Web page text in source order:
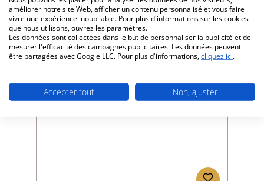
Prix régulier :
78,92 €
Disponible, délai de livraison : 4-6 jours
Détails
Seul 3 disponible
améliorer notre site Web, afficher un contenu personnalisé et vous faire
vivre une expérience inoubliable. Pour plus d'informations sur les cookies
que nous utilisons, ouvrez les paramètres.
Les données sont collectées dans le but de personnaliser la publicité et de
mesurer l'efficacité des campagnes publicitaires. Les données peuvent
être partagées avec Google LLC. Pour plus d'informations, cliquez ici.
Accepter tout Non, ajuster